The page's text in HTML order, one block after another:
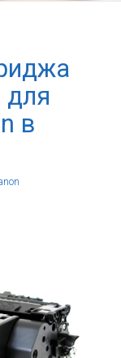
для
в